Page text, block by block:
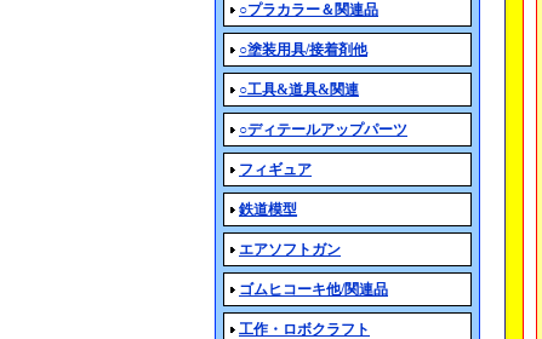
○プラカラー＆関連品
○塗装用具/接着剤他
○工具&道具&関連
○ディテールアップパーツ
フィギュア
鉄道模型
エアソフトガン
ゴムヒコーキ他/関連品
工作・ロボクラフト